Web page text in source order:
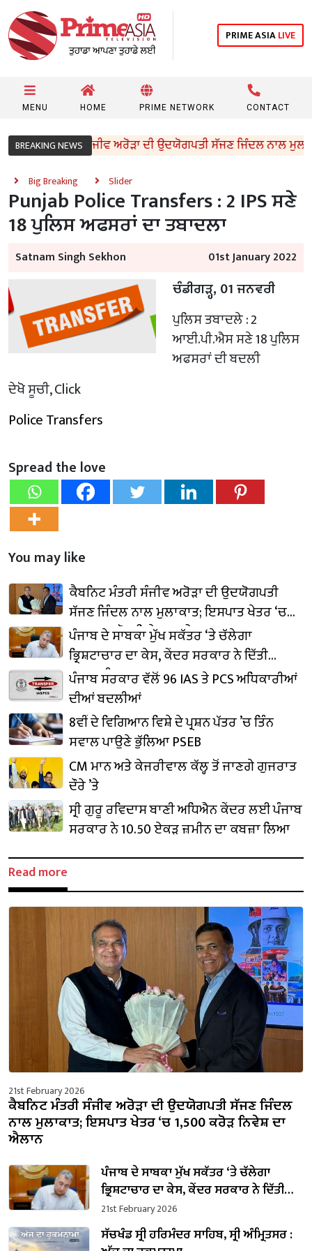
PRIME ASIALIVE
MENU HOME PRIME NETWORK CONTACT
BREAKING NEWS
ਕੈਬਨਿਟ ਮੰਤਰੀ ਸੰਜੀਵ ਅਰੋੜਾ ਦੀ ਉਦਯੋਗਪਤੀ ਸੱਜਣ ਜਿੰਦਲ ਨਾਲ
Big Breaking Slider
Punjab Police Transfers : 2 IPS ਸਣੇ
18 ਪੁਲਿਸ ਅਫਸਰਾਂ ਦਾ ਤਬਾਦਲਾ
Satnam Singh Sekhon 01st January 2022
ਚੰਡੀਗੜ੍ਹ, 01 ਜਨਵਰੀ
ਪੁਲਿਸ ਤਬਾਦਲੇ : 2
ਆਈ.ਪੀ.ਐਸ ਸਣੇ 18 ਪੁਲਿਸ
ਅਫਸਰਾਂ ਦੀ ਬਦਲੀ
ਦੇਖੋ ਸੂਚੀ, Click
Police Transfers
Spread the love
You may like
ਕੈਬਨਿਟ ਮੰਤਰੀ ਸੰਜੀਵ ਅਰੋੜਾ ਦੀ ਉਦਯੋਗਪਤੀ
ਸੱਜਣ ਜਿੰਦਲ ਨਾਲ ਮੁਲਾਕਾਤ; ਇਸਪਾਤ ਖੇਤਰ ‘ਚ
₹1,500 ਕਰੋੜ ਨਿਵੇਸ਼ ਦਾ ਐਲਾਨ
ਪੰਜਾਬ ਦੇ ਸਾਬਕਾ ਮੁੱਖ ਸਕੱਤਰ ‘ਤੇ ਚੱਲੇਗਾ
ਭ੍ਰਿਸ਼ਟਾਚਾਰ ਦਾ ਕੇਸ, ਕੇਂਦਰ ਸਰਕਾਰ ਨੇ ਦਿੱਤੀ
ਪ੍ਰਵਾਨਗੀ
ਪੰਜਾਬ ਸਰਕਾਰ ਵੱਲੋਂ 96 IAS ਤੇ PCS ਅਧਿਕਾਰੀਆਂ
ਦੀਆਂ ਬਦਲੀਆਂ
8ਵੀਂ ਦੇ ਵਿਗਿਆਨ ਵਿਸ਼ੇ ਦੇ ਪ੍ਰਸ਼ਨ ਪੱਤਰ ’ਚ ਤਿੰਨ
ਸਵਾਲ ਪਾਉਣੇ ਭੁੱਲਿਆ PSEB
CM ਮਾਨ ਅਤੇ ਕੇਜਰੀਵਾਲ ਕੱਲ੍ਹ ਤੋਂ ਜਾਣਗੇ ਗੁਜਰਾਤ
ਦੌਰੇ ’ਤੇ
ਸ੍ਰੀ ਗੁਰੂ ਰਵਿਦਾਸ ਬਾਣੀ ਅਧਿਐਨ ਕੇਂਦਰ ਲਈ ਪੰਜਾਬ
ਸਰਕਾਰ ਨੇ 10.50 ਏਕੜ ਜ਼ਮੀਨ ਦਾ ਕਬਜ਼ਾ ਲਿਆ
Read more
21st February 2026
ਕੈਬਨਿਟ ਮੰਤਰੀ ਸੰਜੀਵ ਅਰੋੜਾ ਦੀ ਉਦਯੋਗਪਤੀ ਸੱਜਣ ਜਿੰਦਲ
ਨਾਲ ਮੁਲਾਕਾਤ; ਇਸਪਾਤ ਖੇਤਰ ‘ਚ ₹1,500 ਕਰੋੜ ਨਿਵੇਸ਼ ਦਾ
ਐਲਾਨ
ਪੰਜਾਬ ਦੇ ਸਾਬਕਾ ਮੁੱਖ ਸਕੱਤਰ ‘ਤੇ ਚੱਲੇਗਾ
ਭ੍ਰਿਸ਼ਟਾਚਾਰ ਦਾ ਕੇਸ, ਕੇਂਦਰ ਸਰਕਾਰ ਨੇ ਦਿੱਤੀ
ਪ੍ਰਵਾਨਗੀ
21st February 2026
ਸੱਚਖੰਡ ਸ੍ਰੀ ਹਰਿਮੰਦਰ ਸਾਹਿਬ, ਸ੍ਰੀ ਅੰਮ੍ਰਿਤਸਰ :